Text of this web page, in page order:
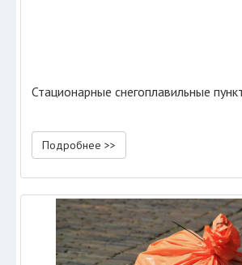
Стационарные снегоплавильные
Подробнее >>